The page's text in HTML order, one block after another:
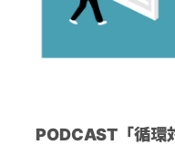
PODCAST「循環